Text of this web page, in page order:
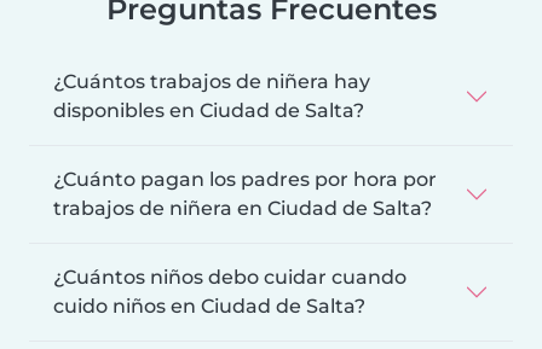
Preguntas Frecuentes
¿Cuántos trabajos de niñera hay
disponibles en Ciudad de Salta?
¿Cuánto pagan los padres por hora por
trabajos de niñera en Ciudad de Salta?
¿Cuántos niños debo cuidar cuando
cuido niños en Ciudad de Salta?